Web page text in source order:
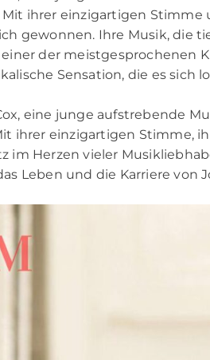
ihrer einzigartigen Stimme
gewonnen. Ihre Musik, die
einer der meistgesprochenen
Sensation, die es sich
eine junge aufstrebende
ihrer einzigartigen Stimme,
im Herzen vieler
Leben und die Karriere von